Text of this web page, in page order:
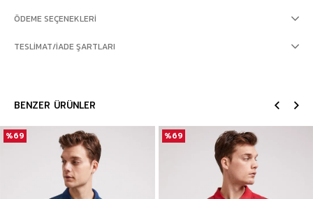
ÖDEME SEÇENEKLERI
TESLIMAT/İADE ŞARTLARI
BENZER ÜRÜNLER
%69 %69